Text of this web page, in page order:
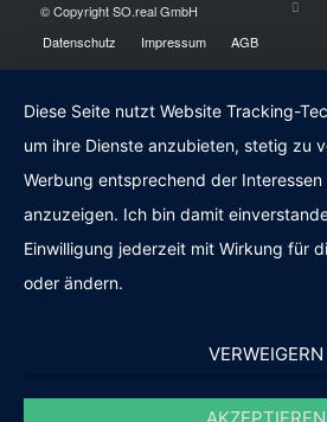
© Copyright SO.real GmbH
Datenschutz
Impressum AGB
Diese Seite nutzt Website Tracking-
um ihre Dienste anzubieten, stetig zu
Werbung entsprechend der
anzuzeigen. Ich bin damit
Einwilligung jederzeit mit Wirkung für
oder ändern.
VERWEIGERN